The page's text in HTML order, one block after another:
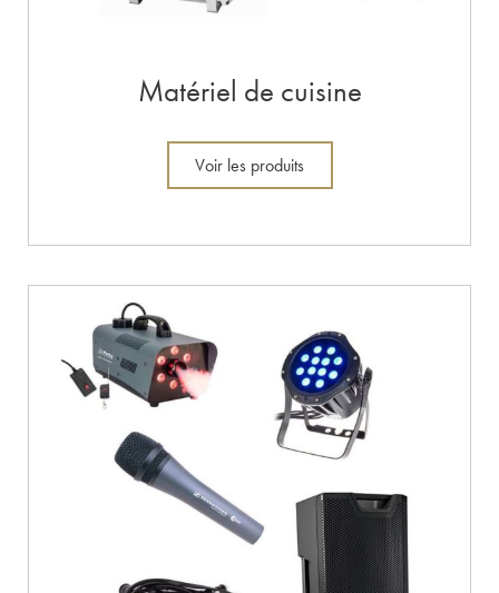
Matériel de cuisine
Voir les produits